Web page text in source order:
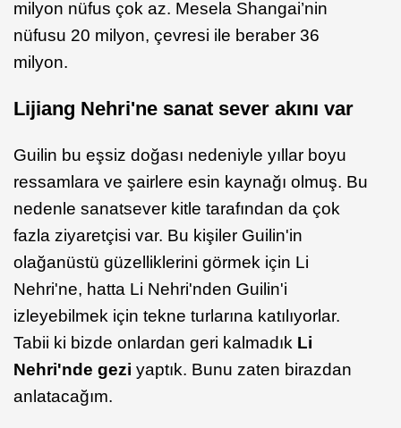
milyon nüfus çok az. Mesela Shangai’nin
nüfusu 20 milyon, çevresi ile beraber 36
milyon.
Lijiang Nehri'ne sanat sever akını var
Guilin bu eşsiz doğası nedeniyle yıllar boyu
ressamlara ve şairlere esin kaynağı olmuş. Bu
nedenle sanatsever kitle tarafından da çok
fazla ziyaretçisi var. Bu kişiler Guilin'in
olağanüstü güzelliklerini görmek için Li
Nehri'ne, hatta Li Nehri'nden Guilin'i
izleyebilmek için tekne turlarına katılıyorlar.
Tabii ki bizde onlardan geri kalmadık Li
Nehri'nde gezi yaptık. Bunu zaten birazdan
anlatacağım.